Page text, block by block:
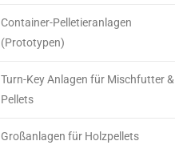
Container-Pelletieranlagen
(Prototypen)
Turn-Key Anlagen für Mischfutter &
Pellets
Großanlagen für Holzpellets